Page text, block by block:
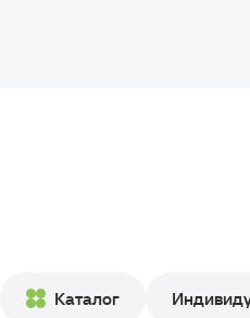
Каталог